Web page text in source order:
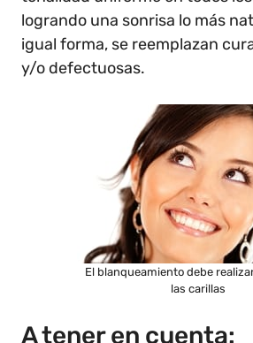
logrando una sonrisa lo más
igual forma, se reemplazan
y/o defectuosas.
El blanqueamiento debe
las carillas
A tener en cuenta: